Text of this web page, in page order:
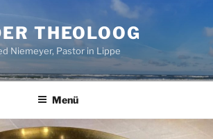
THEOLOOG
Niemeyer, Pastor in Lippe
Menü